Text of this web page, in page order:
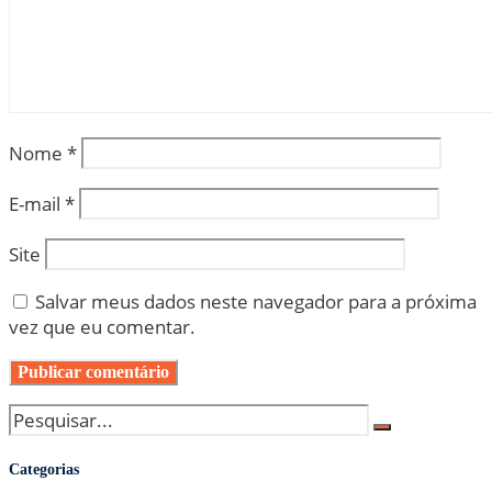
Nome *
E-mail *
Site
Salvar meus dados neste navegador para a próxima
vez que eu comentar.
Categorias